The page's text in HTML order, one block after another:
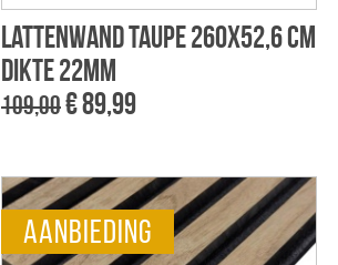
Lattenwand taupe 260x52,6 cm
dikte 22mm
109,00€ 89,99
aanbieding